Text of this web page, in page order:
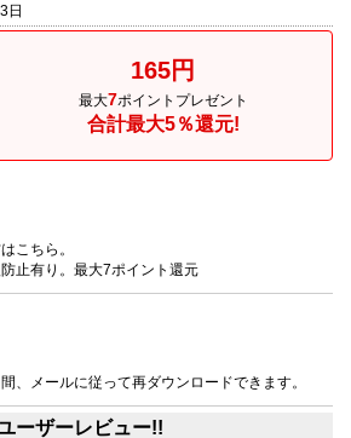
日
165円
最大7ポイントプレゼント
合計最大5％還元!
こちら。
止有り。最大7ポイント還元
、メールに従って再ダウンロードできます。
ーザーレビュー!!